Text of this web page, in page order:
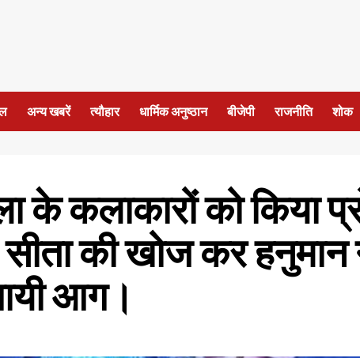
अन्य खबरें त्यौहार धार्मिक अनुष्ठान बीजेपी राजनीति शोक
के कलाकारों को किया
सीता की खोज कर
आग।